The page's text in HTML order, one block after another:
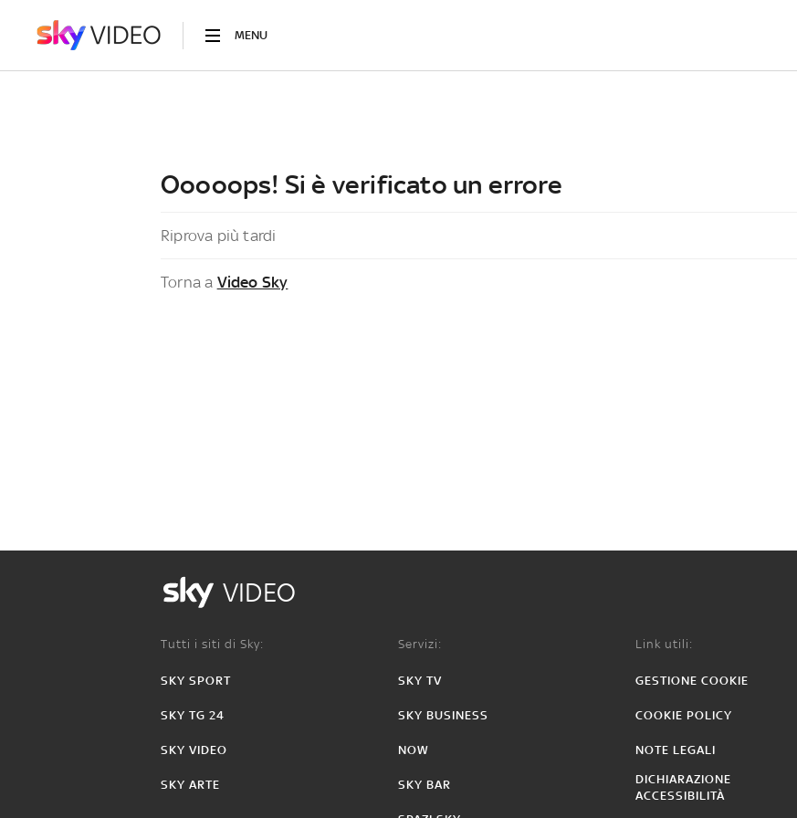
MENU
Ooooops! Si è verificato un errore
Riprova più tardi
Torna a Video Sky
VIDEO
Tutti i siti di Sky:
SKY SPORT
SKY TG 24
SKY VIDEO
SKY ARTE
Servizi:
SKY TV
SKY BUSINESS
NOW
SKY BAR
Link utili:
GESTIONE COOKIE
COOKIE POLICY
NOTE LEGALI
DICHIARAZIONE
ACCESSIBILITÀ